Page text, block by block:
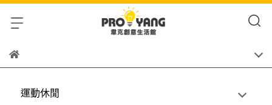
運動休閒